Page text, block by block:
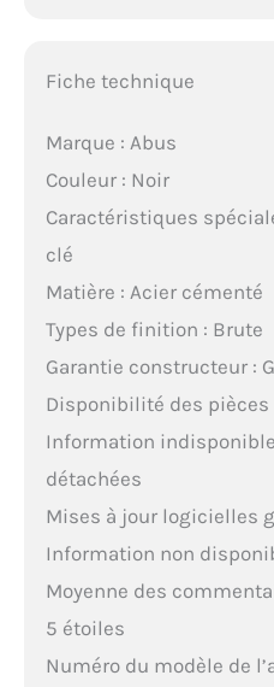
Fiche technique
Marque : Abus
Couleur : Noir
Caractéristiques
clé
Matière : Acier cémenté
Types de finition : Brute
Garantie constructeur :
Disponibilité des pièces
Information
détachées
Mises à jour logicielles
Information non
Moyenne des
5 étoiles
Numéro du modèle de